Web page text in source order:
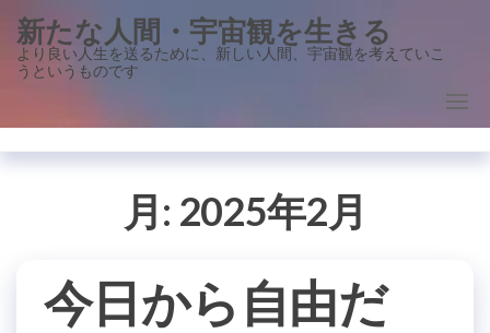
ン
に
新たな人間・宇宙観を生きる
より良い人生を送るために、新しい人間、宇宙観を考えていこ
うというものです
月: 2025年2月
今日から自由だ